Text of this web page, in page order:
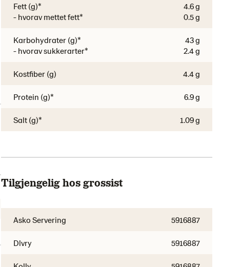
Fett (g)*
- hvorav mettet fett*
4.6 g
0.5 g
Karbohydrater (g)*
- hvorav sukkerarter*
43 g
2.4 g
Kostfiber (g) 4.4 g
Protein (g)* 6.9 g
Salt (g)* 1.09 g
Tilgjengelig hos grossist
Asko Servering 5916887
Dlvry 5916887